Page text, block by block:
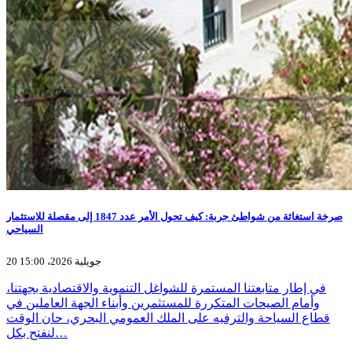
صرخة استغاثة من شواطئ جربة: كيف تحول الأمر عدد 1847 إلى مقصلة للاستثمار
السياحي
20 جويلية 2026، 15:00
​​في إطار متابعتنا المستمرة للشواغل التنموية والاقتصادية بجهتنا،
وأمام الصيحات المتكررة للمستثمرين وأبناء الجهة العاملين في
قطاع السياحة والترفيه على الملك العمومي البحري، حان الوقت
لنفتح بكل…